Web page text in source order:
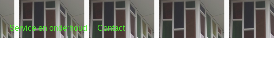
Service en onderhoud Contact